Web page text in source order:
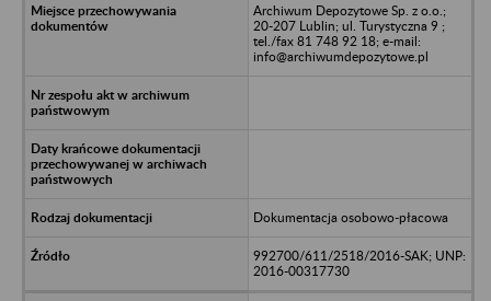
Archiwum Depozytowe Sp. z o.o.;
20-207 Lublin; ul. Turystyczna 9 ;
tel./fax 81 748 92 18; e-mail:
info@archiwumdepozytowe.pl
Dokumentacja osobowo-płacowa
992700/611/2518/2016-SAK; UNP:
2016-00317730